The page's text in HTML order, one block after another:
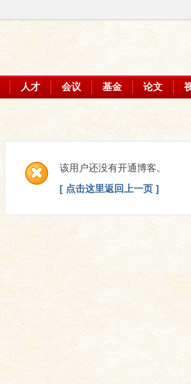
人才 会议 基金 论文
该用户还没有开通博客。
[ 点击这里返回上一页 ]